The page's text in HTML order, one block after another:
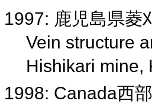
1997: 鹿児島県菱
Vein structure
Hishikari
1998: Canada西